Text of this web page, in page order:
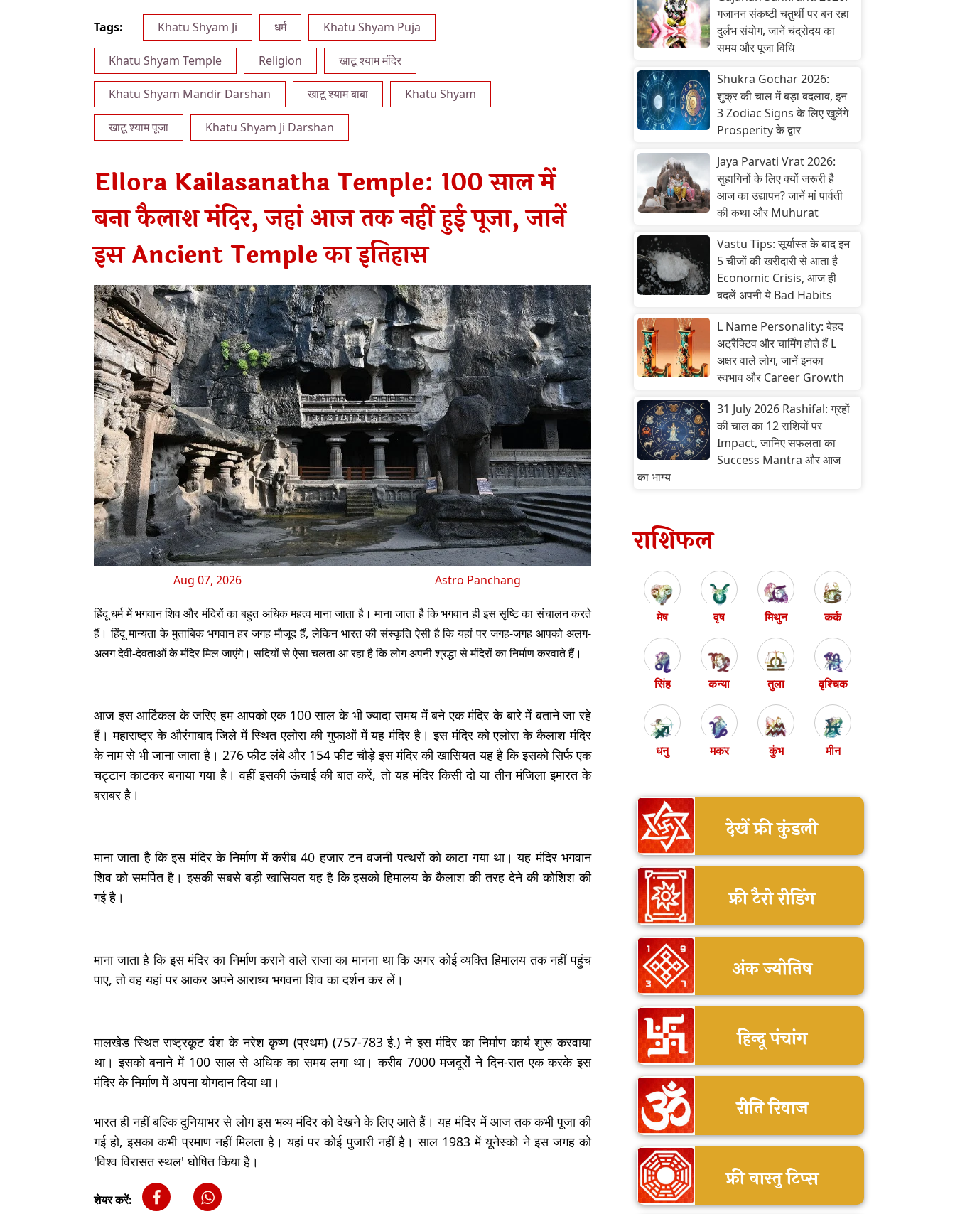
Tags: Khatu Shyam Ji धर्म Khatu Shyam Puja
Khatu Shyam Temple Religion खाटू श्याम मंदिर
Khatu Shyam Mandir Darshan खाटू श्याम बाबा Khatu Shyam
खाटू श्याम पूजा Khatu Shyam Ji Darshan
Ellora Kailasanatha Temple: 100 साल में
बना कैलाश मंदिर, जहां आज तक नहीं हुई पूजा, जानें
इस Ancient Temple का इतिहास
Aug 07, 2026 Astro Panchang
हिंदू धर्म में भगवान शिव और मंदिरों का बहुत अधिक महत्व माना जाता है। माना जाता है कि भगवान ही इस सृष्टि का संचालन करते
हैं। हिंदू मान्यता के मुताबिक भगवान हर जगह मौजूद हैं, लेकिन भारत की संस्कृति ऐसी है कि यहां पर जगह-जगह आपको अलग-
अलग देवी-देवताओं के मंदिर मिल जाएंगे। सदियों से ऐसा चलता आ रहा है कि लोग अपनी श्रद्धा से मंदिरों का निर्माण करवाते हैं।
आज इस आर्टिकल के जरिए हम आपको एक 100 साल के भी ज्यादा समय में बने एक मंदिर के बारे में बताने जा रहे
हैं। महाराष्ट्र के औरंगाबाद जिले में स्थित एलोरा की गुफाओं में यह मंदिर है। इस मंदिर को एलोरा के कैलाश मंदिर
के नाम से भी जाना जाता है। 276 फीट लंबे और 154 फीट चौड़े इस मंदिर की खासियत यह है कि इसको सिर्फ एक
चट्टान काटकर बनाया गया है। वहीं इसकी ऊंचाई की बात करें, तो यह मंदिर किसी दो या तीन मंजिला इमारत के
बराबर है।
माना जाता है कि इस मंदिर के निर्माण में करीब 40 हजार टन वजनी पत्थरों को काटा गया था। यह मंदिर भगवान
शिव को समर्पित है। इसकी सबसे बड़ी खासियत यह है कि इसको हिमालय के कैलाश की तरह देने की कोशिश की
गई है।
माना जाता है कि इस मंदिर का निर्माण कराने वाले राजा का मानना था कि अगर कोई व्यक्ति हिमालय तक नहीं पहुंच
पाए, तो वह यहां पर आकर अपने आराध्य भगवना शिव का दर्शन कर लें।
मालखेड स्थित राष्ट्रकूट वंश के नरेश कृष्ण (प्रथम) (757-783 ई.) ने इस मंदिर का निर्माण कार्य शुरू करवाया
था। इसको बनाने में 100 साल से अधिक का समय लगा था। करीब 7000 मजदूरों ने दिन-रात एक करके इस
मंदिर के निर्माण में अपना योगदान दिया था।
भारत ही नहीं बल्कि दुनियाभर से लोग इस भव्य मंदिर को देखने के लिए आते हैं। यह मंदिर में आज तक कभी पूजा की
गई हो, इसका कभी प्रमाण नहीं मिलता है। यहां पर कोई पुजारी नहीं है। साल 1983 में यूनेस्को ने इस जगह को
'विश्व विरासत स्थल' घोषित किया है।
शेयर करें:
गजानन संकष्टी चतुर्थी पर बन रहा
दुर्लभ संयोग, जानें चंद्रोदय का
समय और पूजा विधि
Shukra Gochar 2026:
शुक्र की चाल में बड़ा बदलाव, इन
3 Zodiac Signs के लिए खुलेंगे
Prosperity के द्वार
Jaya Parvati Vrat 2026:
सुहागिनों के लिए क्यों जरूरी है
आज का उद्यापन? जानें मां पार्वती
की कथा और Muhurat
Vastu Tips: सूर्यास्त के बाद इन
5 चीजों की खरीदारी से आता है
Economic Crisis, आज ही
बदलें अपनी ये Bad Habits
L Name Personality: बेहद
अट्रैक्टिव और चार्मिंग होते हैं L
अक्षर वाले लोग, जानें इनका
स्वभाव और Career Growth
31 July 2026 Rashifal: ग्रहों
की चाल का 12 राशियों पर
Impact, जानिए सफलता का
Success Mantra और आज
का भाग्य
राशिफल
मेष वृष मिथुन कर्क
सिंह कन्या तुला वृश्चिक
धनु मकर कुंभ मीन
देखें फ्री कुंडली
फ्री टैरो रीडिंग
अंक ज्योतिष
हिन्दू पंचांग
रीति रिवाज
फ्री वास्तु टिप्स